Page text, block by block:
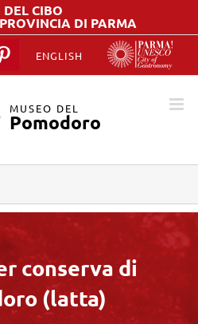
DELCIBO
DI PARMA
ENGLISH
Pinterest
MUSEO DEL
Pomodoro
conserva di
(latta)